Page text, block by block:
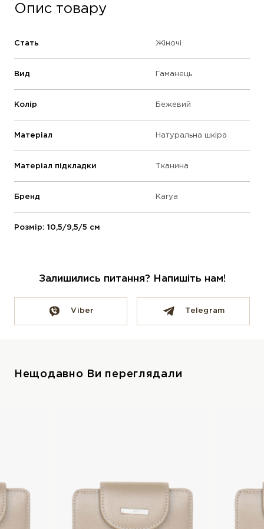
Опис товару
Стать Жіночі
Вид Гаманець
Колір Бежевий
Матеріал Натуральна шкіра
Матеріал підкладки Тканина
Бренд Karya
Розмір: 10,5/9,5/5 см
Залишились питання? Напишіть нам!
Viber Telegram
Нещодавно Ви переглядали